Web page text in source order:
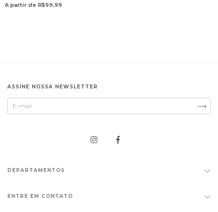
A partir de R$99,99
ASSINE NOSSA NEWSLETTER
DEPARTAMENTOS
ENTRE EM CONTATO